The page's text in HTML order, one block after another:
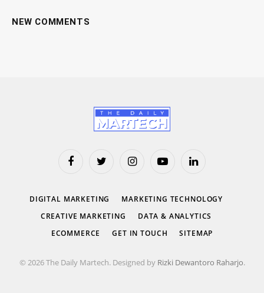
NEW COMMENTS
FacebookTwitter InstagramYouTubeLinkedIn
DIGITAL MARKETING
MARKETING TECHNOLOGY
CREATIVE MARKETING
DATA & ANALYTICS
ECOMMERCE
GET IN TOUCH SITEMAP
© 2026 The Daily Martech. Designed by Rizki Dewantoro Raharjo.